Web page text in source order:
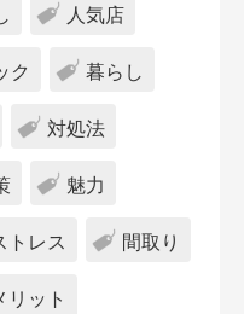
人気店
ク 暮らし
対処法
魅力
トレス 間取り
リット